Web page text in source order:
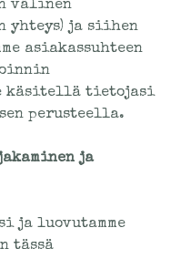
välinen
yhteys) ja siihen
asiakassuhteen
käsitellä tietojasi
perusteella.
ja
ja luovutamme
tässä